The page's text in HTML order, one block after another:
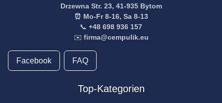
Drzewna Str. 23, 41-935 Bytom
⏰ Mo-Fr 8-16, Sa 8-13
📞 +48 698 936 157
✉️ firma@cempulik.eu
Facebook FAQ
Top-Kategorien